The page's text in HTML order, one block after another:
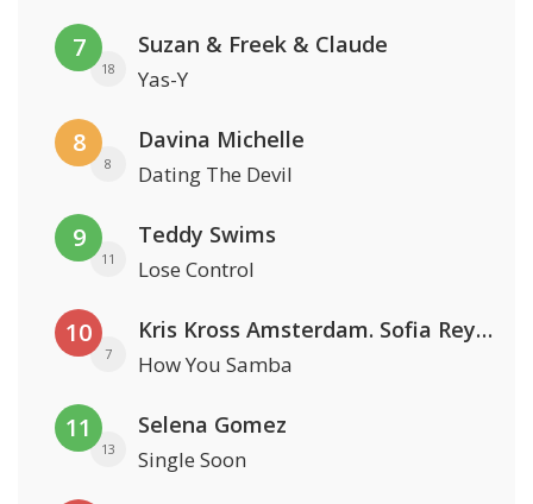
7
18
Suzan & Freek & Claude
Yas-Y
8
8
Davina Michelle
Dating The Devil
9
11
Teddy Swims
Lose Control
10
7
Kris Kross Amsterdam. Sofia Reyes & Tinie Tempah
How You Samba
11
13
Selena Gomez
Single Soon